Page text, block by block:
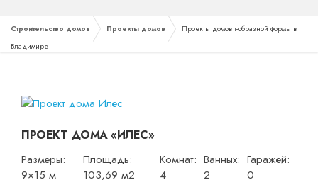
Строительство домов Проекты домов
Проекты домов т-образной формы в
Владимире
ПРОЕКТ ДОМА «ИЛЕС»
Размеры:
9×15 м
Площадь:
103,69 м2
Комнат:
4
Ванных:
2
Гаражей:
0